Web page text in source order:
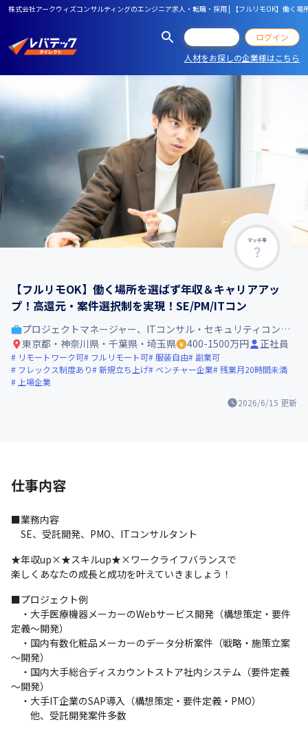
株式会社アークウィズコンサルティングのエンジニア求人・転職・採用 | 【フルリモOK】働く
ログイン
人材をお探しの企業様はこちら
マッチ率
【フルリモOK】働く場所を選ばず年収＆キャリアアッ
プ！高還元・案件選択制を実現！SE/PM/ITコン
2026/6/15 更新
プロジェクトマネージャー、ITコンサル・セキュリティコンサル
東京都・神奈川県・千葉県・埼玉県
400-1500万円 正社員
リモートワーク可 フルリモート可 服装自由
副業可
フレックス制度あり
新規立ち上げ ベンチャー企業 残業月20時間未満
上場企業
仕事内容
■業務内容
SE、受託開発、PMO、ITコンサルタント
★年収up×★スキルup★×ワークライフバランスで
楽しくあなたの成長と成功を叶えていきましょう！
■プロジェクト例
・大手医療機器メーカーのWebサービス開発（構想策定・要件
定義～開発）
・国内有数化粧品メーカーのデータ分析案件（戦略・施策立案
～開発）
・国内大手総合ディスカウントストア社内システム（要件定義
～開発）
・大手IT企業のSAP導入（構想策定・要件定義・PMO）
他、受託開発案件多数